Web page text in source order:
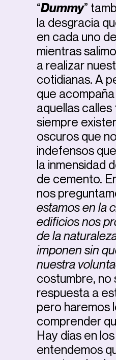
“Dummy”
la desgracia
en cada uno
mientras
a realizar
cotidianas. A
que acompaña
aquellas calles
siempre
oscuros que
indefensos
la inmensidad
de cemento.
nos
estamos en la
edificios nos
de la
imponen sin
nuestra
costumbre, no
respuesta a
pero haremos
comprender
Hay días en
entendemos